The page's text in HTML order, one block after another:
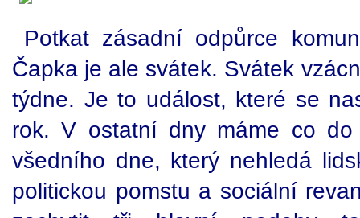
Potkat zásadní odpůrce
Čapka je ale svátek. Svátek
týdne. Je to událost, které se
rok. V ostatní dny máme co do
všedního dne, který nehledá
politickou pomstu a sociální